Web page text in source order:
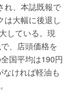
れ、本誌既報で
は大幅に後退し
している。現
、店頭価格を
国平均は190円
ければ軽油も